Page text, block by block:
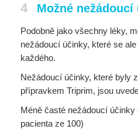
4 Možné nežádoucí
Podobně jako všechny léky,
nežádoucí účinky, které se
každého.
Nežádoucí účinky, které byly
přípravkem Triprim, jsou
Méně časté nežádoucí účinky
pacienta ze 100)